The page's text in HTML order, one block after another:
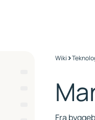
Wiki >
Fra